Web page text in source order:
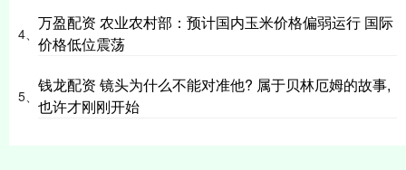
4、
万盈配资 农业农村部：预计国内玉米价格偏弱运行 国际
价格低位震荡
5、
钱龙配资 镜头为什么不能对准他? 属于贝林厄姆的故事,
也许才刚刚开始